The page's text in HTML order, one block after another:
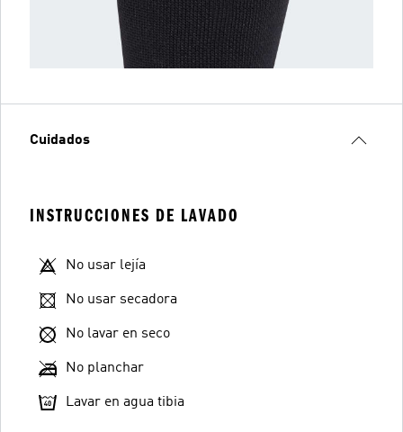
Cuidados
INSTRUCCIONES DE LAVADO
No usar lejía
No usar secadora
No lavar en seco
No planchar
Lavar en agua tibia